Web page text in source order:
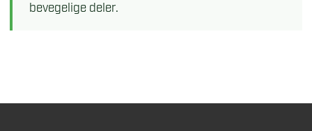
bevegelige deler.